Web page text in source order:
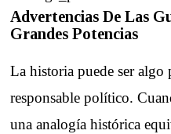
Advertencias De Las
Grandes Potencias
La historia puede ser algo
responsable político.
una analogía histórica